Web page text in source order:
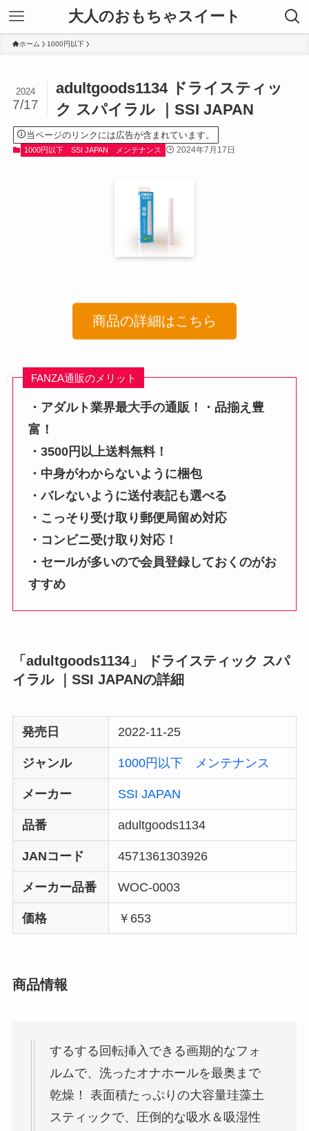
大人のおもちゃスイート
ホーム 1000円以下
adultgoods1134 ドライスティッ
ク スパイラル ｜SSI JAPAN
2024
7/17
当ページのリンクには広告が含まれています。
1000円以下 SSI JAPAN メンテナンス 2024年7月17日
商品の詳細はこちら
FANZA通販のメリット
・アダルト業界最大手の通販！・品揃え豊
富！
・3500円以上送料無料！
・中身がわからないように梱包
・バレないように送付表記も選べる
・こっそり受け取り郵便局留め対応
・コンビニ受け取り対応！
・セールが多いので会員登録しておくのがお
すすめ
「adultgoods1134」 ドライスティック スパ
イラル ｜SSI JAPANの詳細
発売日 2022-11-25
ジャンル 1000円以下 メンテナンス
メーカー SSI JAPAN
品番 adultgoods1134
JANコード 4571361303926
メーカー品番 WOC-0003
価格 ￥653
商品情報
するする回転挿入できる画期的なフォ
ルムで、洗ったオナホールを最奥まで
乾燥！ 表面積たっぷりの大容量珪藻土
スティックで、圧倒的な吸水＆吸湿性